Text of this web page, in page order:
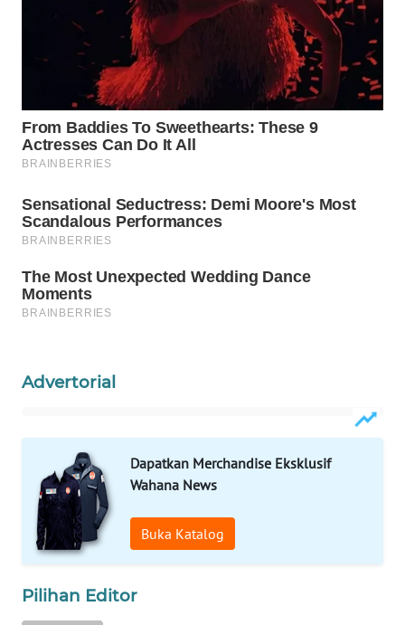
Advertorial
Dapatkan Merchandise Eksklusif
Wahana News
Buka Katalog
Pilihan Editor
WAHANANEWS
WAHANANEWS
CO ID
NET
SPORT
WAHANA
WAHANA
PERSONA
WAHANA
OTOMOTIF
WAHANA